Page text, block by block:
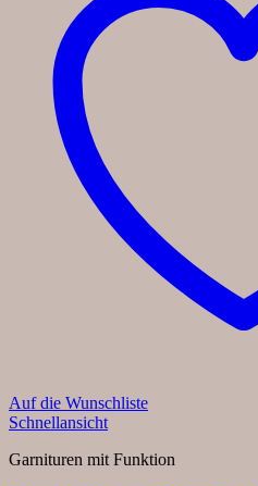
Auf die Wunschliste
Schnellansicht
Garnituren mit Funktion